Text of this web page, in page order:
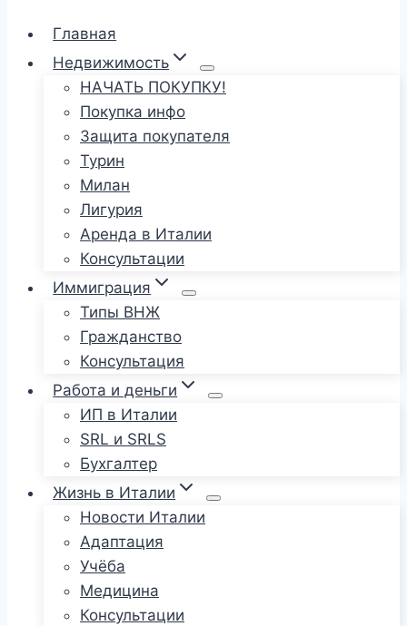
Главная
Недвижимость
НАЧАТЬ ПОКУПКУ!
Покупка инфо
Защита покупателя
Турин
Милан
Лигурия
Аренда в Италии
Консультации
Иммиграция
Типы ВНЖ
Гражданство
Консультация
Работа и деньги
ИП в Италии
SRL и SRLS
Бухгалтер
Жизнь в Италии
Новости Италии
Адаптация
Учёба
Медицина
Консультации